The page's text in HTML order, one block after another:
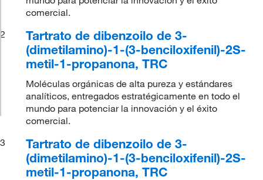
comercial.
2
Tartrato de dibenzoilo de 3-
(dimetilamino)-1-(3-benciloxifenil)-2S-
metil-1-propanona, TRC
Moléculas orgánicas de alta pureza y estándares
analíticos, entregados estratégicamente en todo el
mundo para potenciar la innovación y el éxito
comercial.
3
Tartrato de dibenzoilo de 3-
(dimetilamino)-1-(3-benciloxifenil)-2S-
metil-1-propanona, TRC